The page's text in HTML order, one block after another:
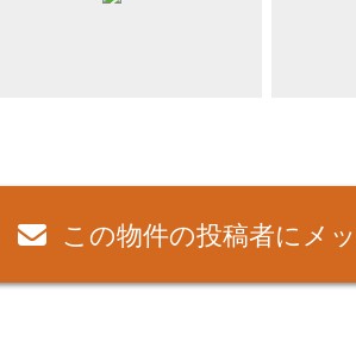
この物件の投稿者にメ